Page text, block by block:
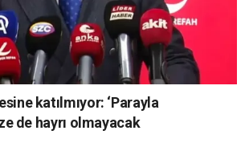
katılmıyor: ‘Parayla
de hayrı olmayacak